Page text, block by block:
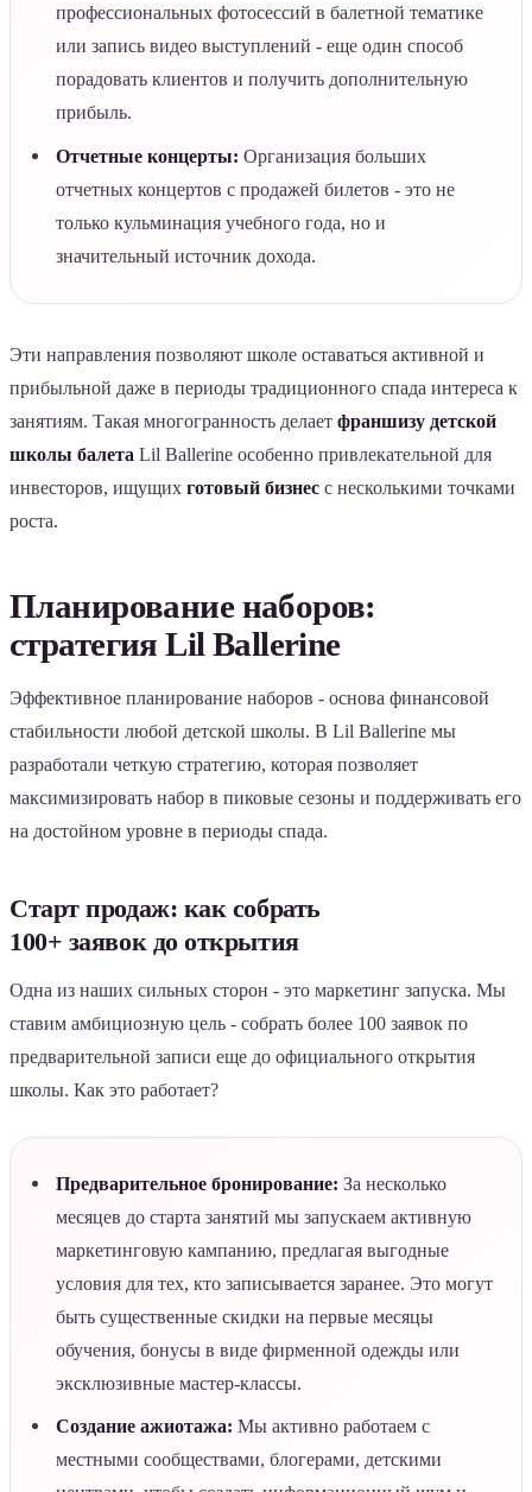
профессиональных фотосессий в балетной тематике
или запись видео выступлений - еще один способ
порадовать клиентов и получить дополнительную
прибыль.
Отчетные концерты: Организация больших
отчетных концертов с продажей билетов - это не
только кульминация учебного года, но и
значительный источник дохода.
Эти направления позволяют школе оставаться активной и
прибыльной даже в периоды традиционного спада интереса к
занятиям. Такая многогранность делает франшизу детской
школы балета Lil Ballerine особенно привлекательной для
инвесторов, ищущих готовый бизнес с несколькими точками
роста.
Планирование наборов:
стратегия Lil Ballerine
Эффективное планирование наборов - основа финансовой
стабильности любой детской школы. В Lil Ballerine мы
разработали четкую стратегию, которая позволяет
максимизировать набор в пиковые сезоны и поддерживать его
на достойном уровне в периоды спада.
Старт продаж: как собрать
100+ заявок до открытия
Одна из наших сильных сторон - это маркетинг запуска. Мы
ставим амбициозную цель - собрать более 100 заявок по
предварительной записи еще до официального открытия
школы. Как это работает?
Предварительное бронирование: За несколько
месяцев до старта занятий мы запускаем активную
маркетинговую кампанию, предлагая выгодные
условия для тех, кто записывается заранее. Это могут
быть существенные скидки на первые месяцы
обучения, бонусы в виде фирменной одежды или
эксклюзивные мастер-классы.
Создание ажиотажа: Мы активно работаем с
местными сообществами, блогерами, детскими